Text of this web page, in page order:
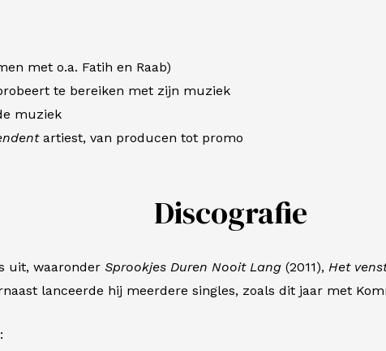
met o.a. Fatih en Raab)
te bereiken met zijn muziek
muziek
artiest, van producen tot promo
Discografie
uit, waaronder Sprookjes Duren Nooit Lang (2011), Het
lanceerde hij meerdere singles, zoals dit jaar met